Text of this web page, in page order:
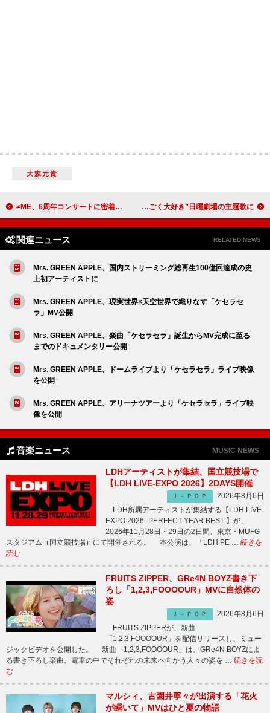
大森元貴
≠ME、6周年コンサートに密着した映画の本予告映像が解禁 あいみょん、新曲「いちについて」が“すごく大好き”日曜劇場の主題歌に
関連ニュース RELATED NEWS
Mrs. GREEN APPLE、国内ストリーミング総再生100億回達成の史
上初アーティストに
Mrs. GREEN APPLE、現実世界×天空世界で織りなす「ケセラセ
ラ」MV公開
Mrs. GREEN APPLE、楽曲「ケセラセラ」誕生からMV完成に至る
までのドキュメンタリー公開
Mrs. GREEN APPLE、ドームライブより「ケセラセラ」ライブ映像
を公開
Mrs. GREEN APPLE、アリーナツアーより「ケセラセラ」ライブ映
像を公開
音楽ニュース MUSIC NEWS
LDHアーティストが集結、国立競技場で
【LDH LIVE-EXPO 2026】2DAYS開催
Ｊ－ＰＯＰ
2026年8月6日
LDH所属アーティストが集結する【LDH LIVE-
EXPO 2026 -PERFECT YEAR BEST-】が、
2026年11月28日・29日の2日間、東京・MUFG
スタジアム（国立競技場）にて開催される。 本公演は、「LDH PE … 続きを
読む
FRUITS ZIPPER、GRe4N BOYZ書き下
ろし「1,2,3,FOOOOUR」MVに自然体の
姿
Ｊ－ＰＯＰ
2026年8月6日
FRUITS ZIPPERが、新曲
「1,2,3,FOOOOUR」を配信リリースし、ミュー
ジックビデオを公開した。 新曲「1,2,3,FOOOOUR」は、GRe4N BOYZによ
る書き下ろし楽曲。電車の中でそれぞれの未来へ向かう人々の姿を … 続きを読
む
マルシィ、古園井寧々が出演する「花火
が瞬いて」MVはひと夏の物語